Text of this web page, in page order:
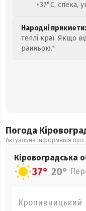
+37°C, спека,
Народні прикмети:
теплі краї. Якщо
ранньою."
Погода
Актуальна інформація
Кіровоградська
37° 20°
Кропивницький